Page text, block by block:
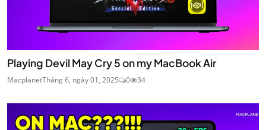
Playing Devil May Cry 5 on my MacBook Air
MacplanetTháng 6, ngày 01, 2025 0 34